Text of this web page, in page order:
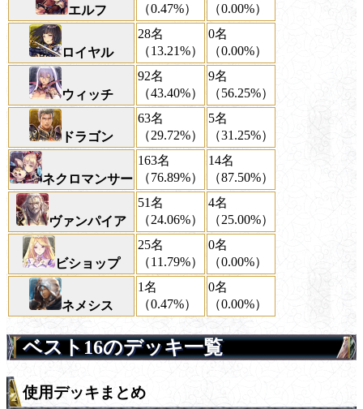
エルフ
（0.47%）
（0.00%）
ロイヤル
28名
（13.21%）
0名
（0.00%）
ウィッチ
92名
（43.40%）
9名
（56.25%）
ドラゴン
63名
（29.72%）
5名
（31.25%）
ネクロマンサー
163名
（76.89%）
14名
（87.50%）
ヴァンパイア
51名
（24.06%）
4名
（25.00%）
ビショップ
25名
（11.79%）
0名
（0.00%）
ネメシス
1名
（0.47%）
0名
（0.00%）
ベスト16のデッキ一覧
使用デッキまとめ